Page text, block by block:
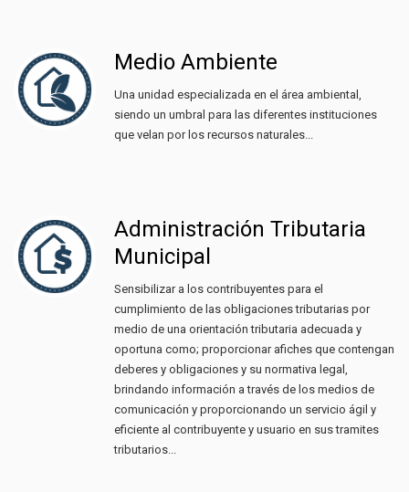
Medio Ambiente
Una unidad especializada en el área ambiental,
siendo un umbral para las diferentes instituciones
que velan por los recursos naturales...
Administración Tributaria
Municipal
Sensibilizar a los contribuyentes para el
cumplimiento de las obligaciones tributarias por
medio de una orientación tributaria adecuada y
oportuna como; proporcionar afiches que contengan
deberes y obligaciones y su normativa legal,
brindando información a través de los medios de
comunicación y proporcionando un servicio ágil y
eficiente al contribuyente y usuario en sus tramites
tributarios...